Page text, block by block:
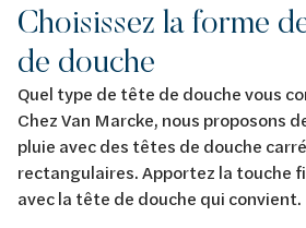
Choisissez la forme
de douche
Quel type de tête de douche vous
Chez Van Marcke, nous proposons
pluie avec des têtes de douche
rectangulaires. Apportez la touche
avec la tête de douche qui convient.